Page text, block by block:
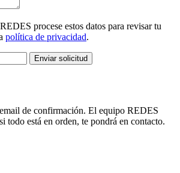
procese estos datos para revisar tu
política de privacidad.
Enviar solicitud
de confirmación. El equipo REDES
todo está en orden, te pondrá en contacto.